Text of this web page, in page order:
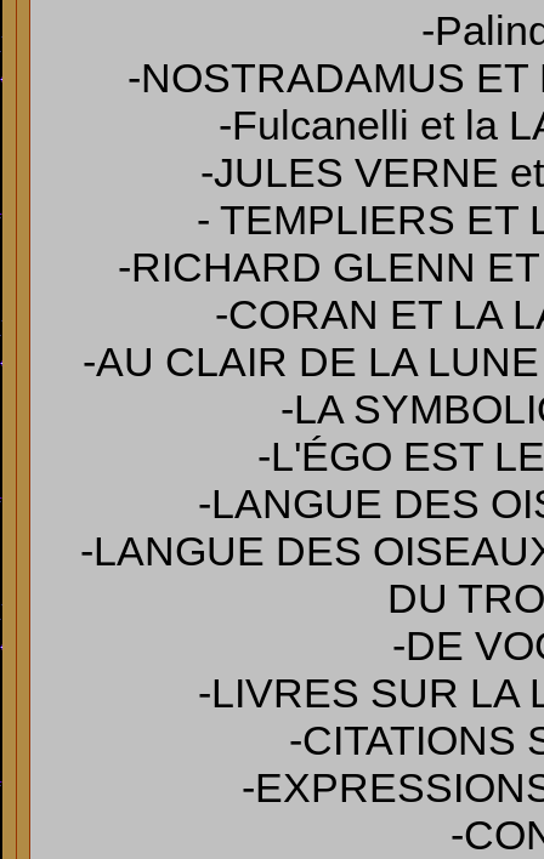
-
-NOSTRADAMUS
-Fulcanelli et la
-JULES VERNE
- TEMPLIERS ET
-RICHARD GLENN
-CORAN ET LA
-AU CLAIR DE LA
-LA
-L'ÉGO EST
-LANGUE DES
-LANGUE DES
DU
-DE
-LIVRES SUR LA
-CITATIONS
-
-